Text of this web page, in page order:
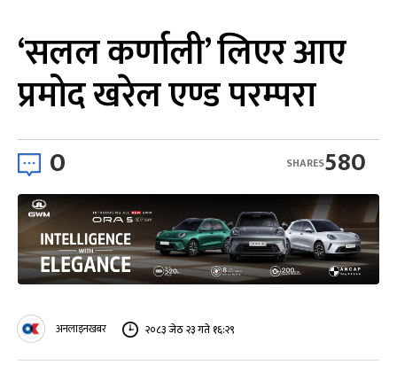
‘सलल कर्णाली’ लिएर आए
प्रमोद खरेल एण्ड परम्परा
0 580
SHARES
अनलाइनखबर २०८३ जेठ २३ गते १६:२९